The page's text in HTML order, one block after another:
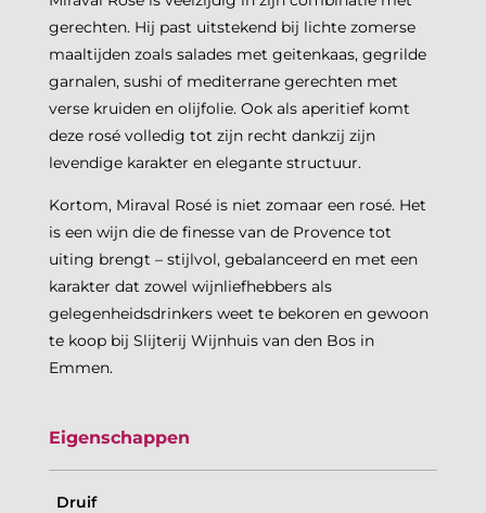
gerechten. Hij past uitstekend bij lichte zomerse
maaltijden zoals salades met geitenkaas, gegrilde
garnalen, sushi of mediterrane gerechten met
verse kruiden en olijfolie. Ook als aperitief komt
deze rosé volledig tot zijn recht dankzij zijn
levendige karakter en elegante structuur.
Kortom, Miraval Rosé is niet zomaar een rosé. Het
is een wijn die de finesse van de Provence tot
uiting brengt – stijlvol, gebalanceerd en met een
karakter dat zowel wijnliefhebbers als
gelegenheidsdrinkers weet te bekoren en gewoon
te koop bij Slijterij Wijnhuis van den Bos in
Emmen.
Eigenschappen
Druif